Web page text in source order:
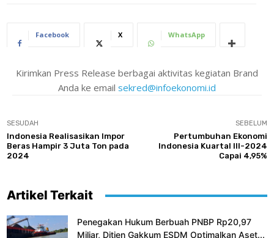
Facebook X WhatsApp
Kirimkan Press Release berbagai aktivitas kegiatan Brand
Anda ke email sekred@infoekonomi.id
SESUDAH
Indonesia Realisasikan Impor
Beras Hampir 3 Juta Ton pada
2024
SEBELUM
Pertumbuhan Ekonomi
Indonesia Kuartal III-2024
Capai 4,95%
Artikel Terkait
Penegakan Hukum Berbuah PNBP Rp20,97
Miliar, Ditjen Gakkum ESDM Optimalkan Aset...